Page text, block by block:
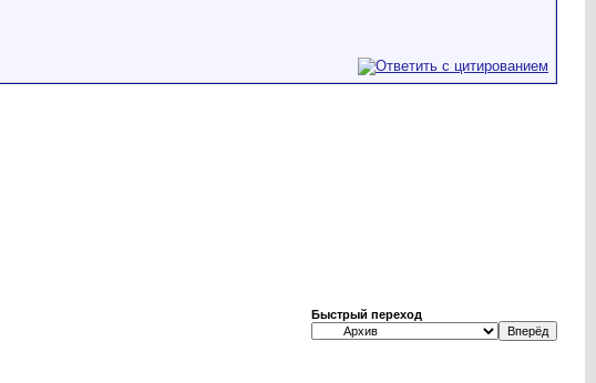
Быстрый переход